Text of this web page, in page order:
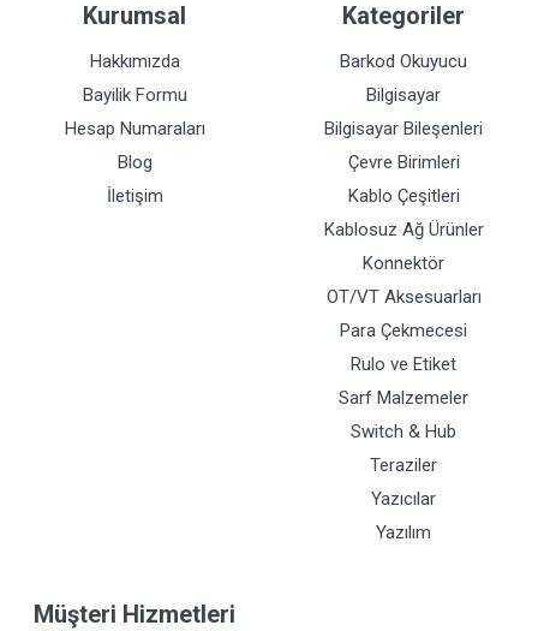
Kurumsal
Hakkımızda
Bayilik Formu
Hesap Numaraları
Blog
İletişim
Kategoriler
Barkod Okuyucu
Bilgisayar
Bilgisayar Bileşenleri
Çevre Birimleri
Kablo Çeşitleri
Kablosuz Ağ Ürünler
Konnektör
OT/VT Aksesuarları
Para Çekmecesi
Rulo ve Etiket
Sarf Malzemeler
Switch & Hub
Teraziler
Yazıcılar
Yazılım
Müşteri Hizmetleri